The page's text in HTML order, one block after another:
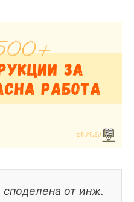
споделена от инж.